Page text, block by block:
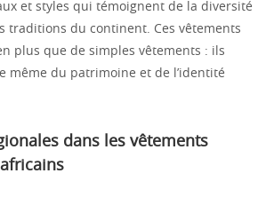
et styles qui témoignent de la diversité
traditions du continent. Ces vêtements
plus que de simples vêtements : ils
même du patrimoine et de l’identité
dans les vêtements